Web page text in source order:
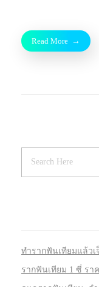
Read More
ทำรากฟันเทียมแล้ว
รากฟันเทียม 1 ซี่ รา